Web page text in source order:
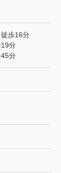
徒歩16分
19分
45分